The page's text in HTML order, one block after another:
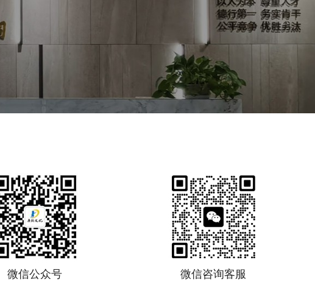
微信公众号 微信咨询客服